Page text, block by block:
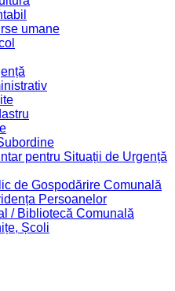
umane
pentru Situații de Urgență
de Gospodărire Comunală
Persoanelor
/ Bibliotecă Comunală
Școli